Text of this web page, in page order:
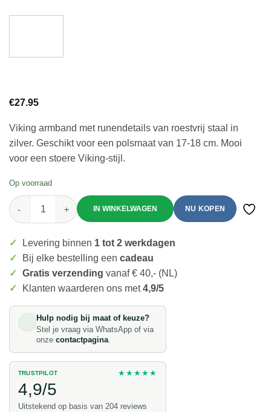
€27.95
Viking armband met runendetails van roestvrij staal in
zilver. Geschikt voor een polsmaat van 17-18 cm. Mooi
voor een stoere Viking-stijl.
Op voorraad
Mei's Viking Twisted Runes | armband | Stainless Steel
NU KOPEN
✓ Levering binnen 1 tot 2 werkdagen
✓
Bij elke bestelling een cadeau
✓ Gratis verzending vanaf € 40,- (NL)
✓
Klanten waarderen ons met4,9/5
Hulp nodig bij maat of keuze?
Stel je vraag via WhatsApp of via
onze contactpagina.
TRUSTPILOT ★★★★★
4,9/5
Uitstekend op basis van 204 reviews